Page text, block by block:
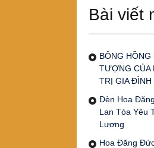
Bài viết
BÔNG HỒNG
TƯỢNG CỦA
TRỊ GIA ĐÌNH
Đèn Hoa
Lan Tỏa Yêu
Lương
Hoa Đăng